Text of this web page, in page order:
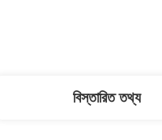
বিস্তারিত তথ্য